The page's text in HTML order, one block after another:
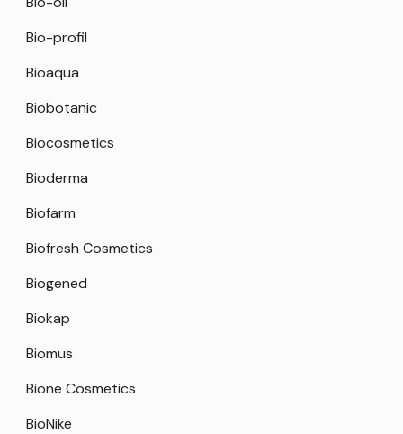
Bio-profil
Bioaqua
Biobotanic
Biocosmetics
Bioderma
Biofarm
Biofresh Cosmetics
Biogened
Biokap
Biomus
Bione Cosmetics
BioNike